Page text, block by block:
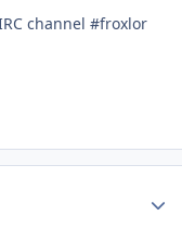
channel #froxlor